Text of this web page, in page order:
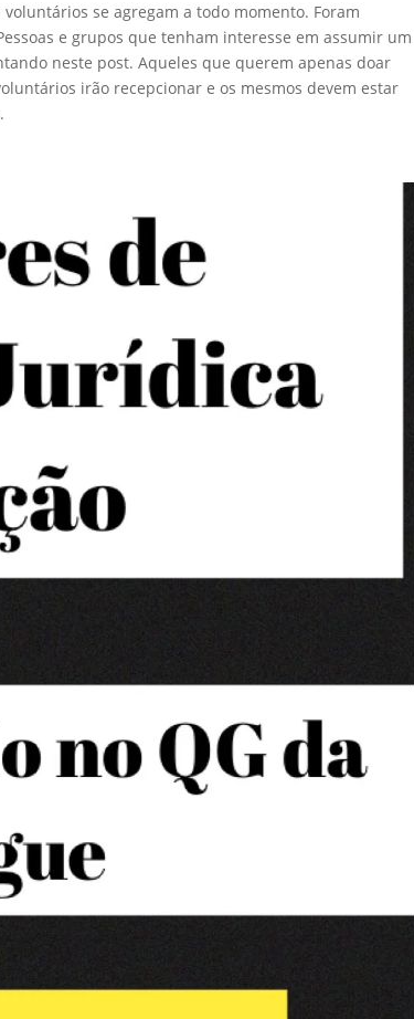
se agregam a todo momento. Foram
e grupos que tenham interesse em assumir um
neste post. Aqueles que querem apenas doar
irão recepcionar e os mesmos devem estar